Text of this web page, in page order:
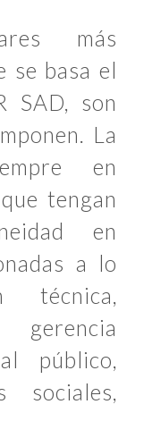
más
se basa el
SAD, son
La
en
tengan
en
a lo
técnica,
público,
sociales,